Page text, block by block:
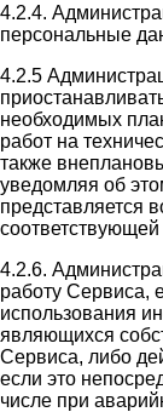
4.2.4.
персональные
4.2.5
необходимых
работ на
также
уведомляя об
представляется
4.2.6.
работу Сервиса,
использования
являющихся
Сервиса, либо
если это
числе при